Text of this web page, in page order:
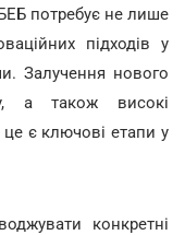
потребує не лише
підходів у
Залучення нового
а також високі
це є ключові етапи у
конкретні